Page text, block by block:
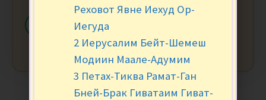
+
Реховот Явне Иехуд Ор-
Иегуда
2 Иерусалим Бейт-Шемеш
Модиин Маале-Адумим
3 Петах-Тиква Рамат-Ган
Бней-Брак Гиватаим Гиват-